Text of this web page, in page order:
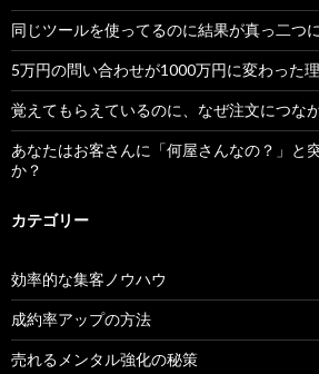
同じツールを使ってるのに結果が真っ二つ
5万円の問い合わせが1000万円に変わった
覚えてもらえているのに、なぜ注文につな
あなたはお客さんに「何屋さんなの？」と
か？
カテゴリー
効率的な集客ノウハウ
成約率アップの方法
売れるメンタル強化の秘策